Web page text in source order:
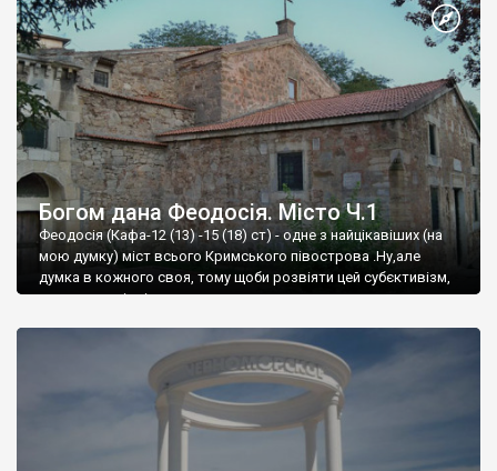
Богом дана Феодосія. Місто Ч.1
Феодосія (Кафа-12 (13) -15 (18) ст) - одне з найцікавіших (на
мою думку) міст всього Кримського півострова .Ну,але
думка в кожного своя, тому щоби розвіяти цей субєктивізм,
запрошую відвідати це